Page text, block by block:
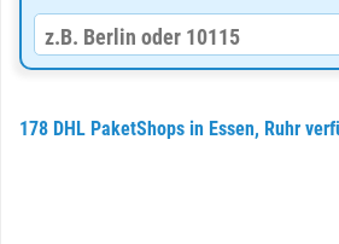
178 DHL PaketShops in Essen, Ruhr